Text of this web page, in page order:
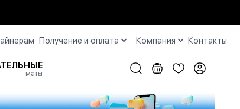
Получение и оплата Компания Контакты
маты